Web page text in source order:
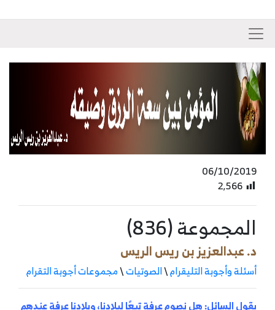
06/10/2019
2٬566
المجموعة (836)
د. عبدالعزيز بن ريس الريس
أسئلة وأجوبة التليقرام\الصوتيات\مجموعات أجوبة التقرام
يقول السائل: هل نصوم عرفة تبعًا لبلادنا، وبلادنا عرفة عندهم